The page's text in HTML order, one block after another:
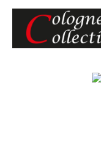
Bildergalerie